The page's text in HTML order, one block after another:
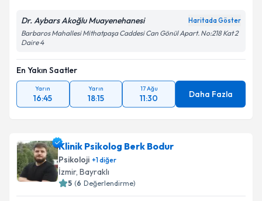
Dr. Aybars Akoğlu Muayenehanesi Haritada Göster
Barbaros Mahallesi Mithatpaşa Caddesi Can Gönül Apart. No:218 Kat 2
Daire 4
En Yakın Saatler
Yarın
16:45
Yarın
18:15
17 Ağu
11:30 Daha Fazla
Klinik Psikolog Berk Bodur
Psikoloji +1diğer
İzmir, Bayraklı
5 (6 Değerlendirme)